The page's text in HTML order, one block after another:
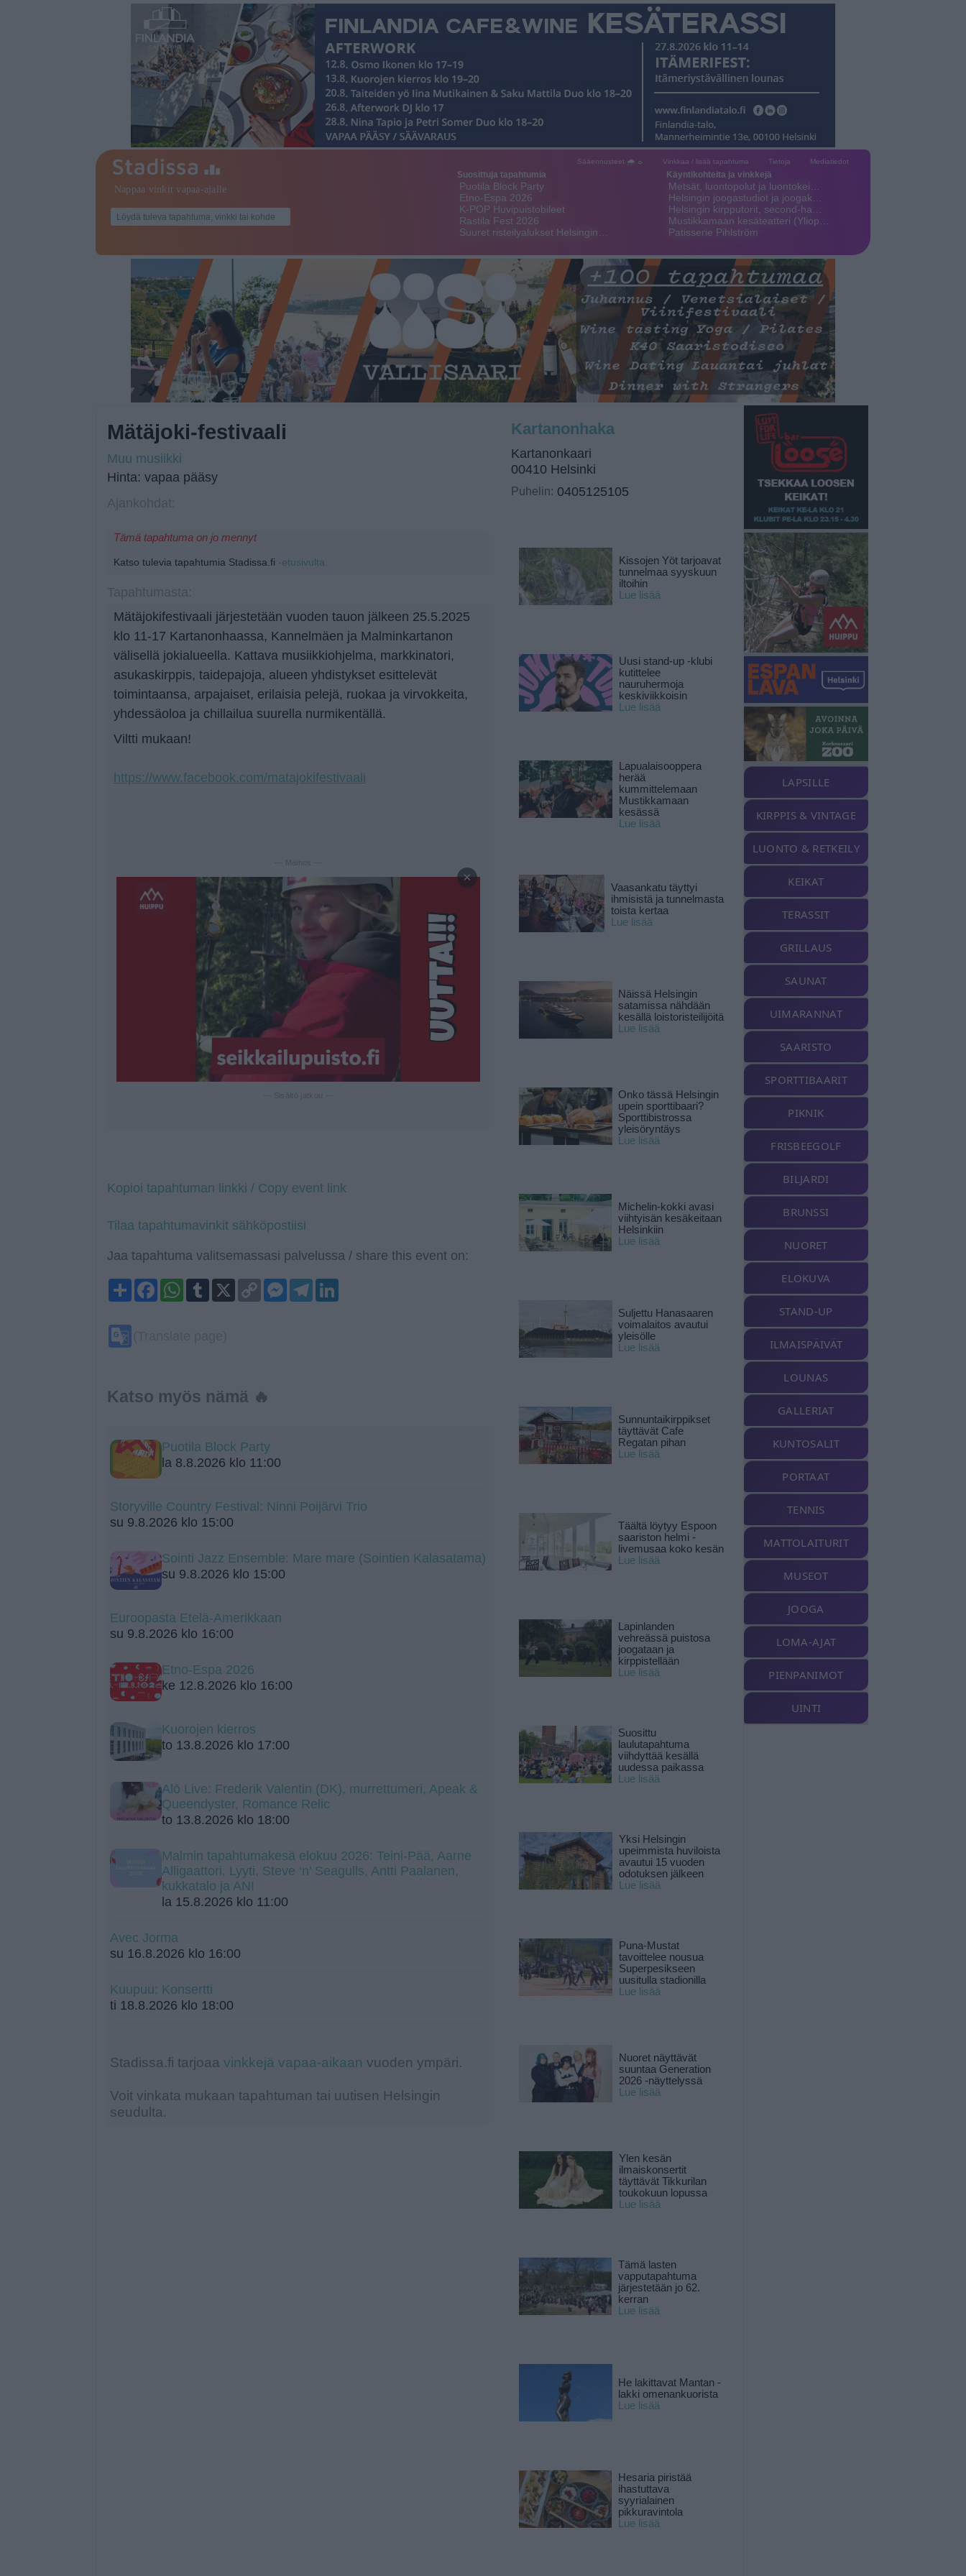
Sääennusteet 🌧 ☼ Vinkkaa / lisää tapahtuma Tietoja Mediatiedot
Suosittuja tapahtumia
Puotila Block Party
Etno-Espa 2026
K-POP Huvipuistobileet
Rastila Fest 2026
Suuret risteilyalukset Helsingin…
Käyntikohteita ja vinkkejä
Metsät, luontopolut ja luontokei…
Helsingin joogastudiot ja joogak…
Helsingin kirpputorit, second-ha…
Mustikkamaan kesäteatteri (Yliop…
Patisserie Pihlström
Mätäjoki-festivaali
Muu musiikki
Hinta: vapaa pääsy
Tämä tapahtuma on jo mennyt
Katso tulevia tapahtumia Stadissa.fi -etusivulta.
Mätäjokifestivaali järjestetään vuoden tauon jälkeen 25.5.2025
klo 11-17 Kartanonhaassa, Kannelmäen ja Malminkartanon
välisellä jokialueella. Kattava musiikkiohjelma, markkinatori,
asukaskirppis, taidepajoja, alueen yhdistykset esittelevät
toimintaansa, arpajaiset, erilaisia pelejä, ruokaa ja virvokkeita,
yhdessäoloa ja chillailua suurella nurmikentällä.
Viltti mukaan!
https://www.facebook.com/matajokifestivaali
— Mainos —
×
Kopioi tapahtuman linkki / Copy event link
Tilaa tapahtumavinkit sähköpostiisi
Jaa tapahtuma valitsemassasi palvelussa / share this event on:
ShareFacebookWhatsApp
Tumblr
X
Copy
Link
Messenger
Telegram
Katso myös nämä 🔥
Puotila Block Party
la 8.8.2026 klo 11:00
Storyville Country Festival: Ninni Poijärvi Trio
su 9.8.2026 klo 15:00
Sointi Jazz Ensemble: Mare mare (Sointien Kalasatama)
su 9.8.2026 klo 15:00
Euroopasta Etelä-Amerikkaan
su 9.8.2026 klo 16:00
Etno-Espa 2026
ke 12.8.2026 klo 16:00
Kuorojen kierros
to 13.8.2026 klo 17:00
Alō Live: Frederik Valentin (DK), murrettumeri, Apeak &
Queendyster, Romance Relic
to 13.8.2026 klo 18:00
Malmin tapahtumakesä elokuu 2026: Teini-Pää, Aarne
Alligaattori, Lyyti, Steve ‘n’ Seagulls, Antti Paalanen,
kukkatalo ja ANI
la 15.8.2026 klo 11:00
Avec Jorma
su 16.8.2026 klo 16:00
Kuupuu: Konsertti
ti 18.8.2026 klo 18:00
Stadissa.fi tarjoaa vinkkejä vapaa-aikaan vuoden ympäri.
Voit vinkata mukaan tapahtuman tai uutisen Helsingin
seudulta.
Kartanonhaka
Kartanonkaari
00410 Helsinki
Puhelin: 0405125105
Kissojen Yöt tarjoavat
tunnelmaa syyskuun
iltoihin
Lue lisää
Uusi stand-up -klubi
kutittelee
nauruhermoja
keskiviikkoisin
Lue lisää
Lapualaisooppera
herää
kummittelemaan
Mustikkamaan
kesässä
Lue lisää
Vaasankatu täyttyi
ihmisistä ja tunnelmasta
toista kertaa
Lue lisää
Näissä Helsingin
satamissa nähdään
kesällä loistoristeilijöitä
Lue lisää
Onko tässä Helsingin
upein sporttibaari?
Sporttibistrossa
yleisöryntäys
Lue lisää
Michelin-kokki avasi
viihtyisän kesäkeitaan
Helsinkiin
Lue lisää
Suljettu Hanasaaren
voimalaitos avautui
yleisölle
Lue lisää
Sunnuntaikirppikset
täyttävät Cafe
Regatan pihan
Lue lisää
Täältä löytyy Espoon
saariston helmi -
livemusaa koko kesän
Lue lisää
Lapinlanden
vehreässä puistosa
joogataan ja
kirppistellään
Lue lisää
Suosittu
laulutapahtuma
viihdyttää kesällä
uudessa paikassa
Lue lisää
Yksi Helsingin
upeimmista huviloista
avautui 15 vuoden
odotuksen jälkeen
Lue lisää
Puna-Mustat
tavoittelee nousua
Superpesikseen
uusitulla stadionilla
Lue lisää
Nuoret näyttävät
suuntaa Generation
2026 -näyttelyssä
Lue lisää
Ylen kesän
ilmaiskonsertit
täyttävät Tikkurilan
toukokuun lopussa
Lue lisää
Tämä lasten
vapputapahtuma
järjestetään jo 62.
kerran
Lue lisää
He lakittavat Mantan -
lakki omenankuorista
Lue lisää
Hesaria piristää
ihastuttava
syyrialainen
pikkuravintola
Lue lisää
LAPSILLE
KIRPPIS & VINTAGE
LUONTO & RETKEILY
KEIKAT
TERASSIT
GRILLAUS
SAUNAT
UIMARANNAT
SAARISTO
SPORTTIBAARIT
PIKNIK
FRISBEEGOLF
BILJARDI
BRUNSSI
NUORET
ELOKUVA
STAND-UP
ILMAISPÄIVÄT
LOUNAS
GALLERIAT
KUNTOSALIT
PORTAAT
TENNIS
MATTOLAITURIT
MUSEOT
JOOGA
LOMA-AJAT
PIENPANIMOT
UINTI